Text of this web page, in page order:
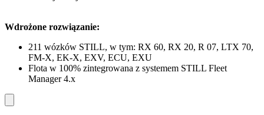
Wdrożone rozwiązanie:
211 wózków STILL, w tym: RX 60, RX 20, R 07, LTX 70,
FM-X, EK-X, EXV, ECU, EXU
Flota w 100% zintegrowana z systemem STILL Fleet
Manager 4.x